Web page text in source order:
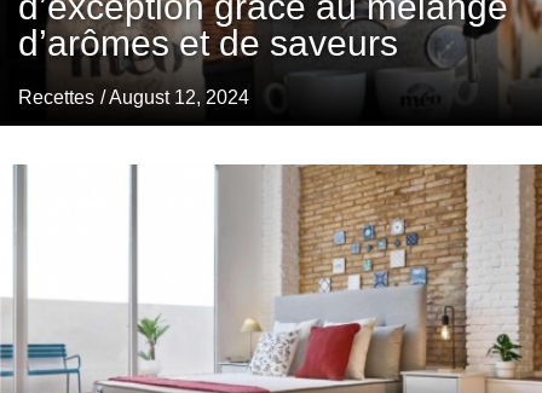
d’arômes et de saveurs
Recettes / August 12, 2024